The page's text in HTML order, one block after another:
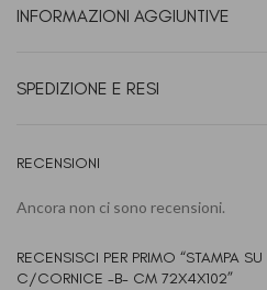
INFORMAZIONI AGGIUNTIVE
SPEDIZIONE E RESI
RECENSIONI
Ancora non ci sono recensioni.
RECENSISCI PER PRIMO “STAMPA
C/CORNICE -B- CM 72X4X102”